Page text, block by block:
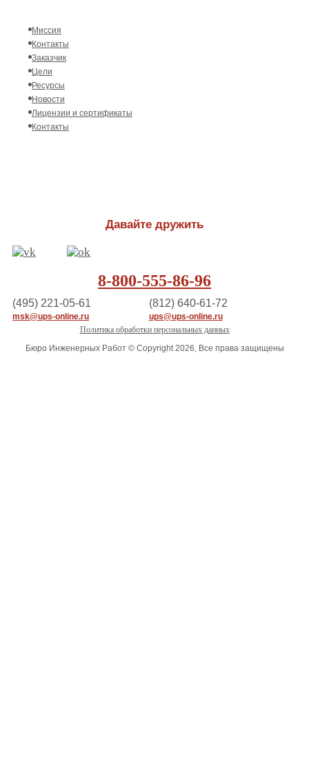
Миссия
Контакты
Заказчик
Цели
Ресурсы
Новости
Лицензии и сертификаты
Контакты
Давайте дружить
8-800-555-86-96
(495) 221-05-61
msk@ups-online.ru
(812) 640-61-72
ups@ups-online.ru
Политика обработки персональных данных
Бюро Инженерных Работ © Copyright 2026, Все права защищены